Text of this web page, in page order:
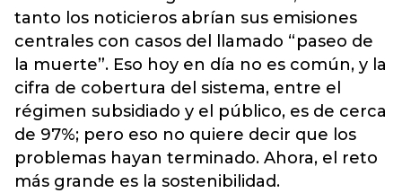
tanto los noticieros abrían sus emisiones
centrales con casos del llamado “paseo de
la muerte”. Eso hoy en día no es común, y la
cifra de cobertura del sistema, entre el
régimen subsidiado y el público, es de cerca
de 97%; pero eso no quiere decir que los
problemas hayan terminado. Ahora, el reto
más grande es la sostenibilidad.